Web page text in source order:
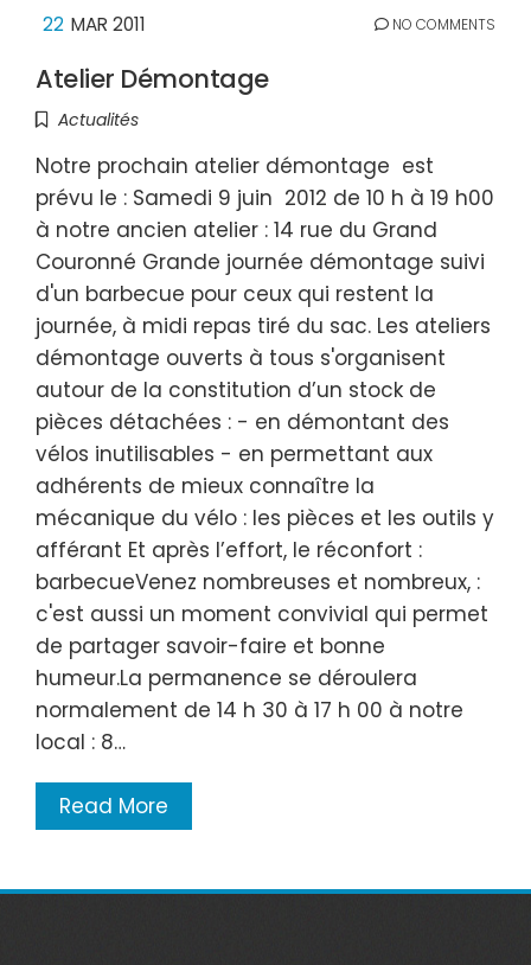
22 MAR 2011 NO COMMENTS
Atelier Démontage
Actualités
Notre prochain atelier démontage est
prévu le : Samedi 9 juin 2012 de 10 h à 19 h00
à notre ancien atelier : 14 rue du Grand
Couronné Grande journée démontage suivi
d'un barbecue pour ceux qui restent la
journée, à midi repas tiré du sac. Les ateliers
démontage ouverts à tous s'organisent
autour de la constitution d’un stock de
pièces détachées : - en démontant des
vélos inutilisables - en permettant aux
adhérents de mieux connaître la
mécanique du vélo : les pièces et les outils y
afférant Et après l’effort, le réconfort :
barbecueVenez nombreuses et nombreux, :
c'est aussi un moment convivial qui permet
de partager savoir-faire et bonne
humeur.La permanence se déroulera
normalement de 14 h 30 à 17 h 00 à notre
local : 8…
Read More